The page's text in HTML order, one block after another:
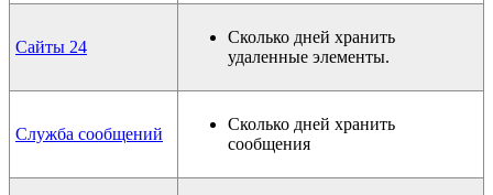
Сайты 24
Сколько дней хранить
удаленные элементы.
Служба сообщений
Сколько дней хранить
сообщения